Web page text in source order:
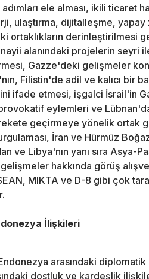
ele alması, ikili ticaret
ulaştırma, dijitalleşme,
ortaklıkların derinleştirilmesi
alanındaki projelerin seyri
Gazze'deki gelişmeler
Filistin'de adil ve kalıcı bir
ifade etmesi, işgalci İsrail'in
eylemleri ve
geçirmeye yönelik ortak
İran ve Hürmüz
ve Libya'nın yanı sıra
hakkında görüş
MIKTA ve D-8 gibi çok
İlişkileri
arasındaki
dostluk ve kardeşlik